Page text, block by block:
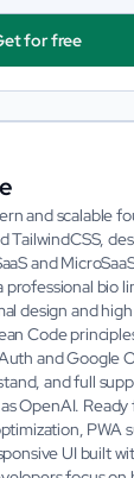
for free
and scalable
TailwindCSS,
and
professional bio
design and
Code
and Google
and full
OpenAI.
PWA
UI built